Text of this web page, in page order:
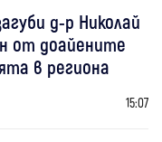
д-р Николай
от доайените
в региона
15:07